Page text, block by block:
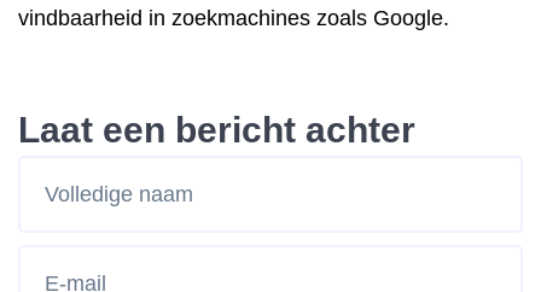
vindbaarheid in zoekmachines zoals Google.
Laat een bericht achter